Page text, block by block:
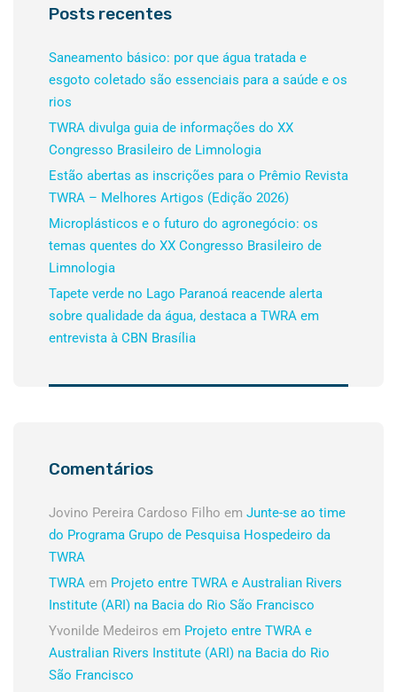
Posts recentes
Saneamento básico: por que água tratada e
esgoto coletado são essenciais para a saúde e os
rios
TWRA divulga guia de informações do XX
Congresso Brasileiro de Limnologia
Estão abertas as inscrições para o Prêmio Revista
TWRA – Melhores Artigos (Edição 2026)
Microplásticos e o futuro do agronegócio: os
temas quentes do XX Congresso Brasileiro de
Limnologia
Tapete verde no Lago Paranoá reacende alerta
sobre qualidade da água, destaca a TWRA em
entrevista à CBN Brasília
Comentários
Jovino Pereira Cardoso Filho em Junte-se ao time
do Programa Grupo de Pesquisa Hospedeiro da
TWRA
TWRA em Projeto entre TWRA e Australian Rivers
Institute (ARI) na Bacia do Rio São Francisco
Yvonilde Medeiros em Projeto entre TWRA e
Australian Rivers Institute (ARI) na Bacia do Rio
São Francisco